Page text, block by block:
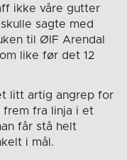
ikke våre gutter
sagte med
til ØIF Arendal
like før det 12
litt artig angrep for
frem fra linja i et
får stå helt
i mål.